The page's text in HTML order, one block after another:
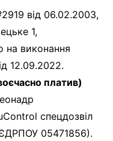
від 06.02.2003,
1,
на виконання
12.09.2022.
платив)
спецдозвіл
05471856).